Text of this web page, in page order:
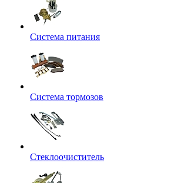
Система питания
Система тормозов
Стеклоочиститель